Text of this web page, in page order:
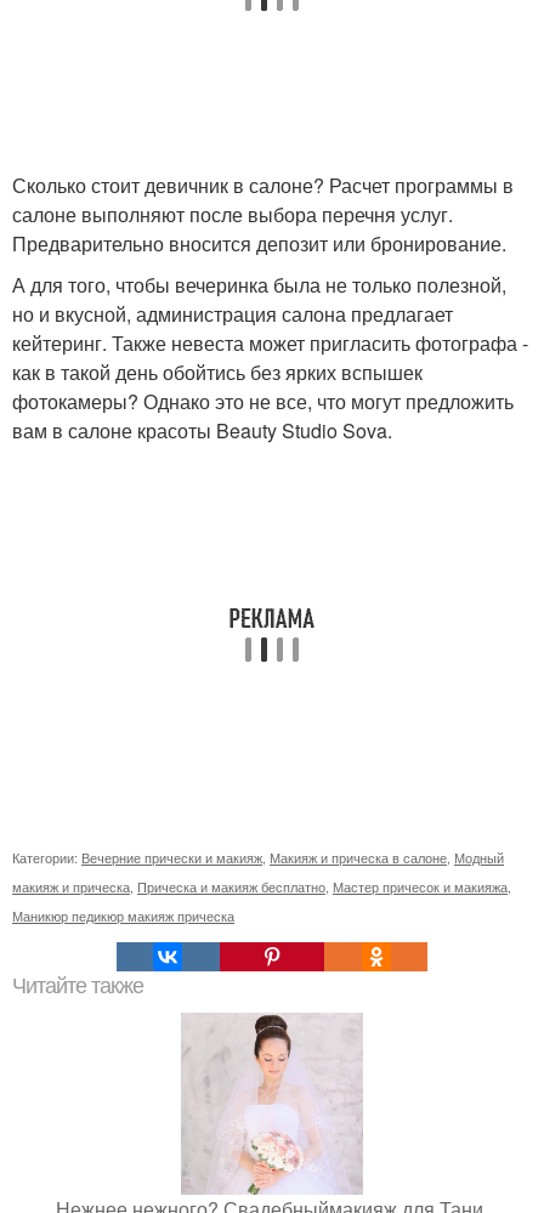
Сколько стоит девичник в салоне? Расчет программы в
салоне выполняют после выбора перечня услуг.
Предварительно вносится депозит или бронирование.
А для того, чтобы вечеринка была не только полезной,
но и вкусной, администрация салона предлагает
кейтеринг. Также невеста может пригласить фотографа -
как в такой день обойтись без ярких вспышек
фотокамеры? Однако это не все, что могут предложить
вам в салоне красоты Beauty Studio Sova.
Категории: Вечерние прически и макияж Макияж и прическа в салоне Модный
макияж и прическа Прическа и макияж бесплатно Мастер причесок и макияжа
Маникюр педикюр макияж прическа
Читайте также